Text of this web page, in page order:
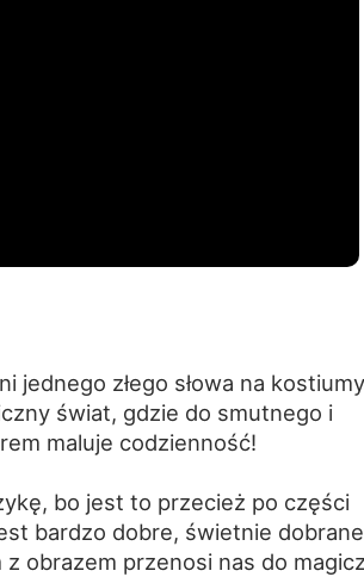
złego słowa na
świat, gdzie do smutnego i
maluje codzienność!
bo jest to przecież po części
bardzo dobre, świetnie dobrane
obrazem przenosi nas do